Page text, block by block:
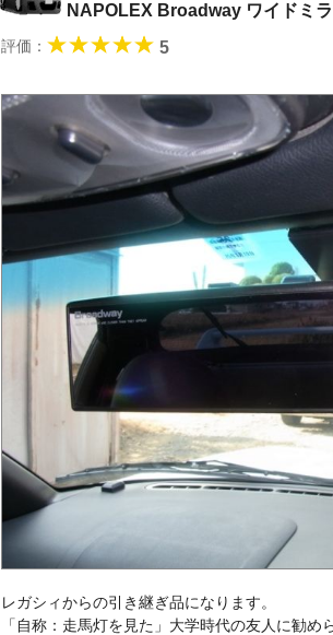
NAPOLEX Broadway ワイドミ
評価： 5
レガシィからの引き継ぎ品になります。
「自称：走馬灯を見た」大学時代の友人に勧め